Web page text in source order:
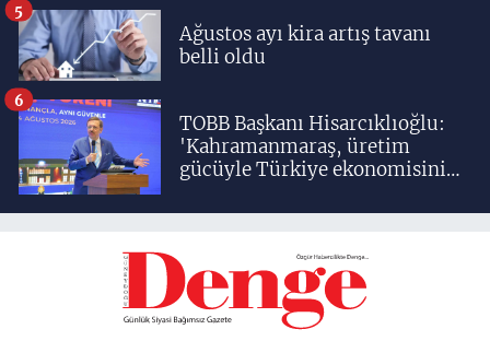
Ağustos ayı kira artış tavanı
belli oldu
5
TOBB Başkanı Hisarcıklıoğlu:
'Kahramanmaraş, üretim
gücüyle Türkiye ekonomisinin
birisidir'
6